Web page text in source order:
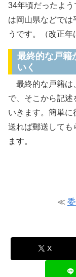
34年頃だったよ
は岡山県などでは
うです。（改正年
最終的な戸籍
いく
最終的な戸籍は
で、そこから記述
いきます。簡単に
送れば郵送しても
ます。
≪
X